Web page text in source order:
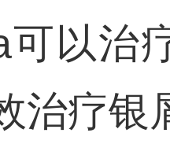
可以治
治疗银